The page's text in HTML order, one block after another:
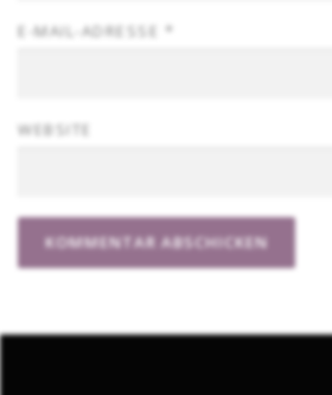
E-MAIL-ADRESSE *
WEBSITE